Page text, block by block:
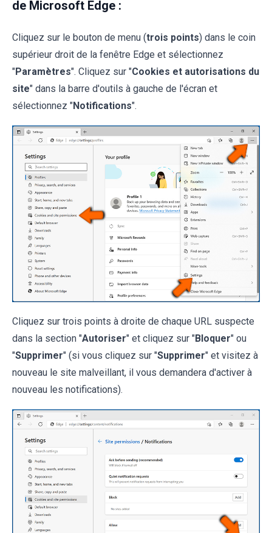
de Microsoft Edge :
Cliquez sur le bouton de menu (trois points) dans le coin
supérieur droit de la fenêtre Edge et sélectionnez
"Paramètres". Cliquez sur "Cookies et autorisations du
site" dans la barre d'outils à gauche de l'écran et
sélectionnez "Notifications".
Cliquez sur trois points à droite de chaque URL suspecte
dans la section "Autoriser" et cliquez sur "Bloquer" ou
"Supprimer" (si vous cliquez sur "Supprimer" et visitez à
nouveau le site malveillant, il vous demandera d'activer à
nouveau les notifications).